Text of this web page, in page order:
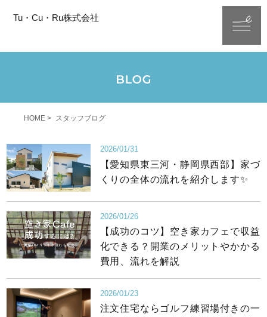
Tu・Cu・Ru株式会社
HOME スタッフブログ
2026/01/31
【愛知県東三河・静岡県西部】家づ
くりの全体の流れを紹介します✨
2026/01/26
【成功のコツ】空き家カフェで収益
化できる？開業のメリットやかかる
費用、流れを解説
2026/01/23
注文住宅ならゴルフ練習場付きの一